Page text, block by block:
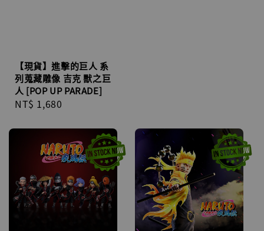
【現貨】進擊的巨人 系
列蒐藏雕像 吉克 獸之巨
人 [POP UP PARADE]
Regular
NT$ 1,680